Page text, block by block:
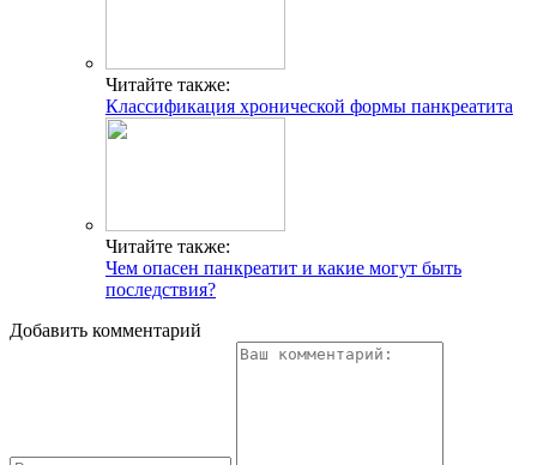
Читайте также:
Классификация хронической формы панкреатита
Читайте также:
Чем опасен панкреатит и какие могут быть
последствия?
Добавить комментарий